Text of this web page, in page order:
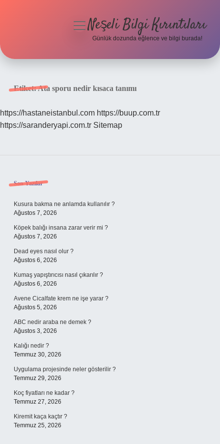
Hakkımızda
menüyüNeşeli Bilgi Kırıntıları
Günlük dozunda eğlence ve bilgi burada!
Etiket:Ata sporu nedir kısaca tanımı
https://hastaneistanbul.com https://buup.com.tr
https://saranderyapi.com.tr Sitemap
Sidebar
Son Yazılar
Kusura bakma ne anlamda kullanılır ?
Ağustos 7, 2026
Köpek balığı insana zarar verir mi ?
Ağustos 7, 2026
Dead eyes nasıl olur ?
Ağustos 6, 2026
Kumaş yapıştırıcısı nasıl çıkarılır ?
Ağustos 6, 2026
Avene Cicalfate krem ne işe yarar ?
Ağustos 5, 2026
ABC nedir araba ne demek ?
Ağustos 3, 2026
Kalığı nedir ?
Temmuz 30, 2026
Uygulama projesinde neler gösterilir ?
Temmuz 29, 2026
Koç fiyatları ne kadar ?
Temmuz 27, 2026
Kiremit kaça kaçtır ?
Temmuz 25, 2026